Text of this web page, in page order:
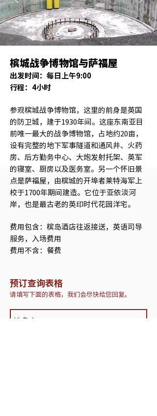
槟城战争博物馆与萨福屋
出发时间：每日上午9:00
行程：4小时
参观槟城战争博物馆，这里的前身是英国
的防卫城，建于1930年间。这座东南亚目
前唯一最大的战争博物馆，占地约20亩，
设有完整的地下军事隧道和通风井、火药
房、后方勤务中心、大炮发射托架、英军
的寝室、厨房以及医务室。另一个怀旧景
点是萨福屋，由槟城的开埠者莱特海军上
校于1700年期间建造。它位于亚依淡河
岸，也是最古老的英印时代花园洋宅。
费用包含：槟岛酒店往返接送，英语司导
服务，入场费用
费用不含：餐费
预订查询表格
请填写下面的表格，我们会尽快给您回复。